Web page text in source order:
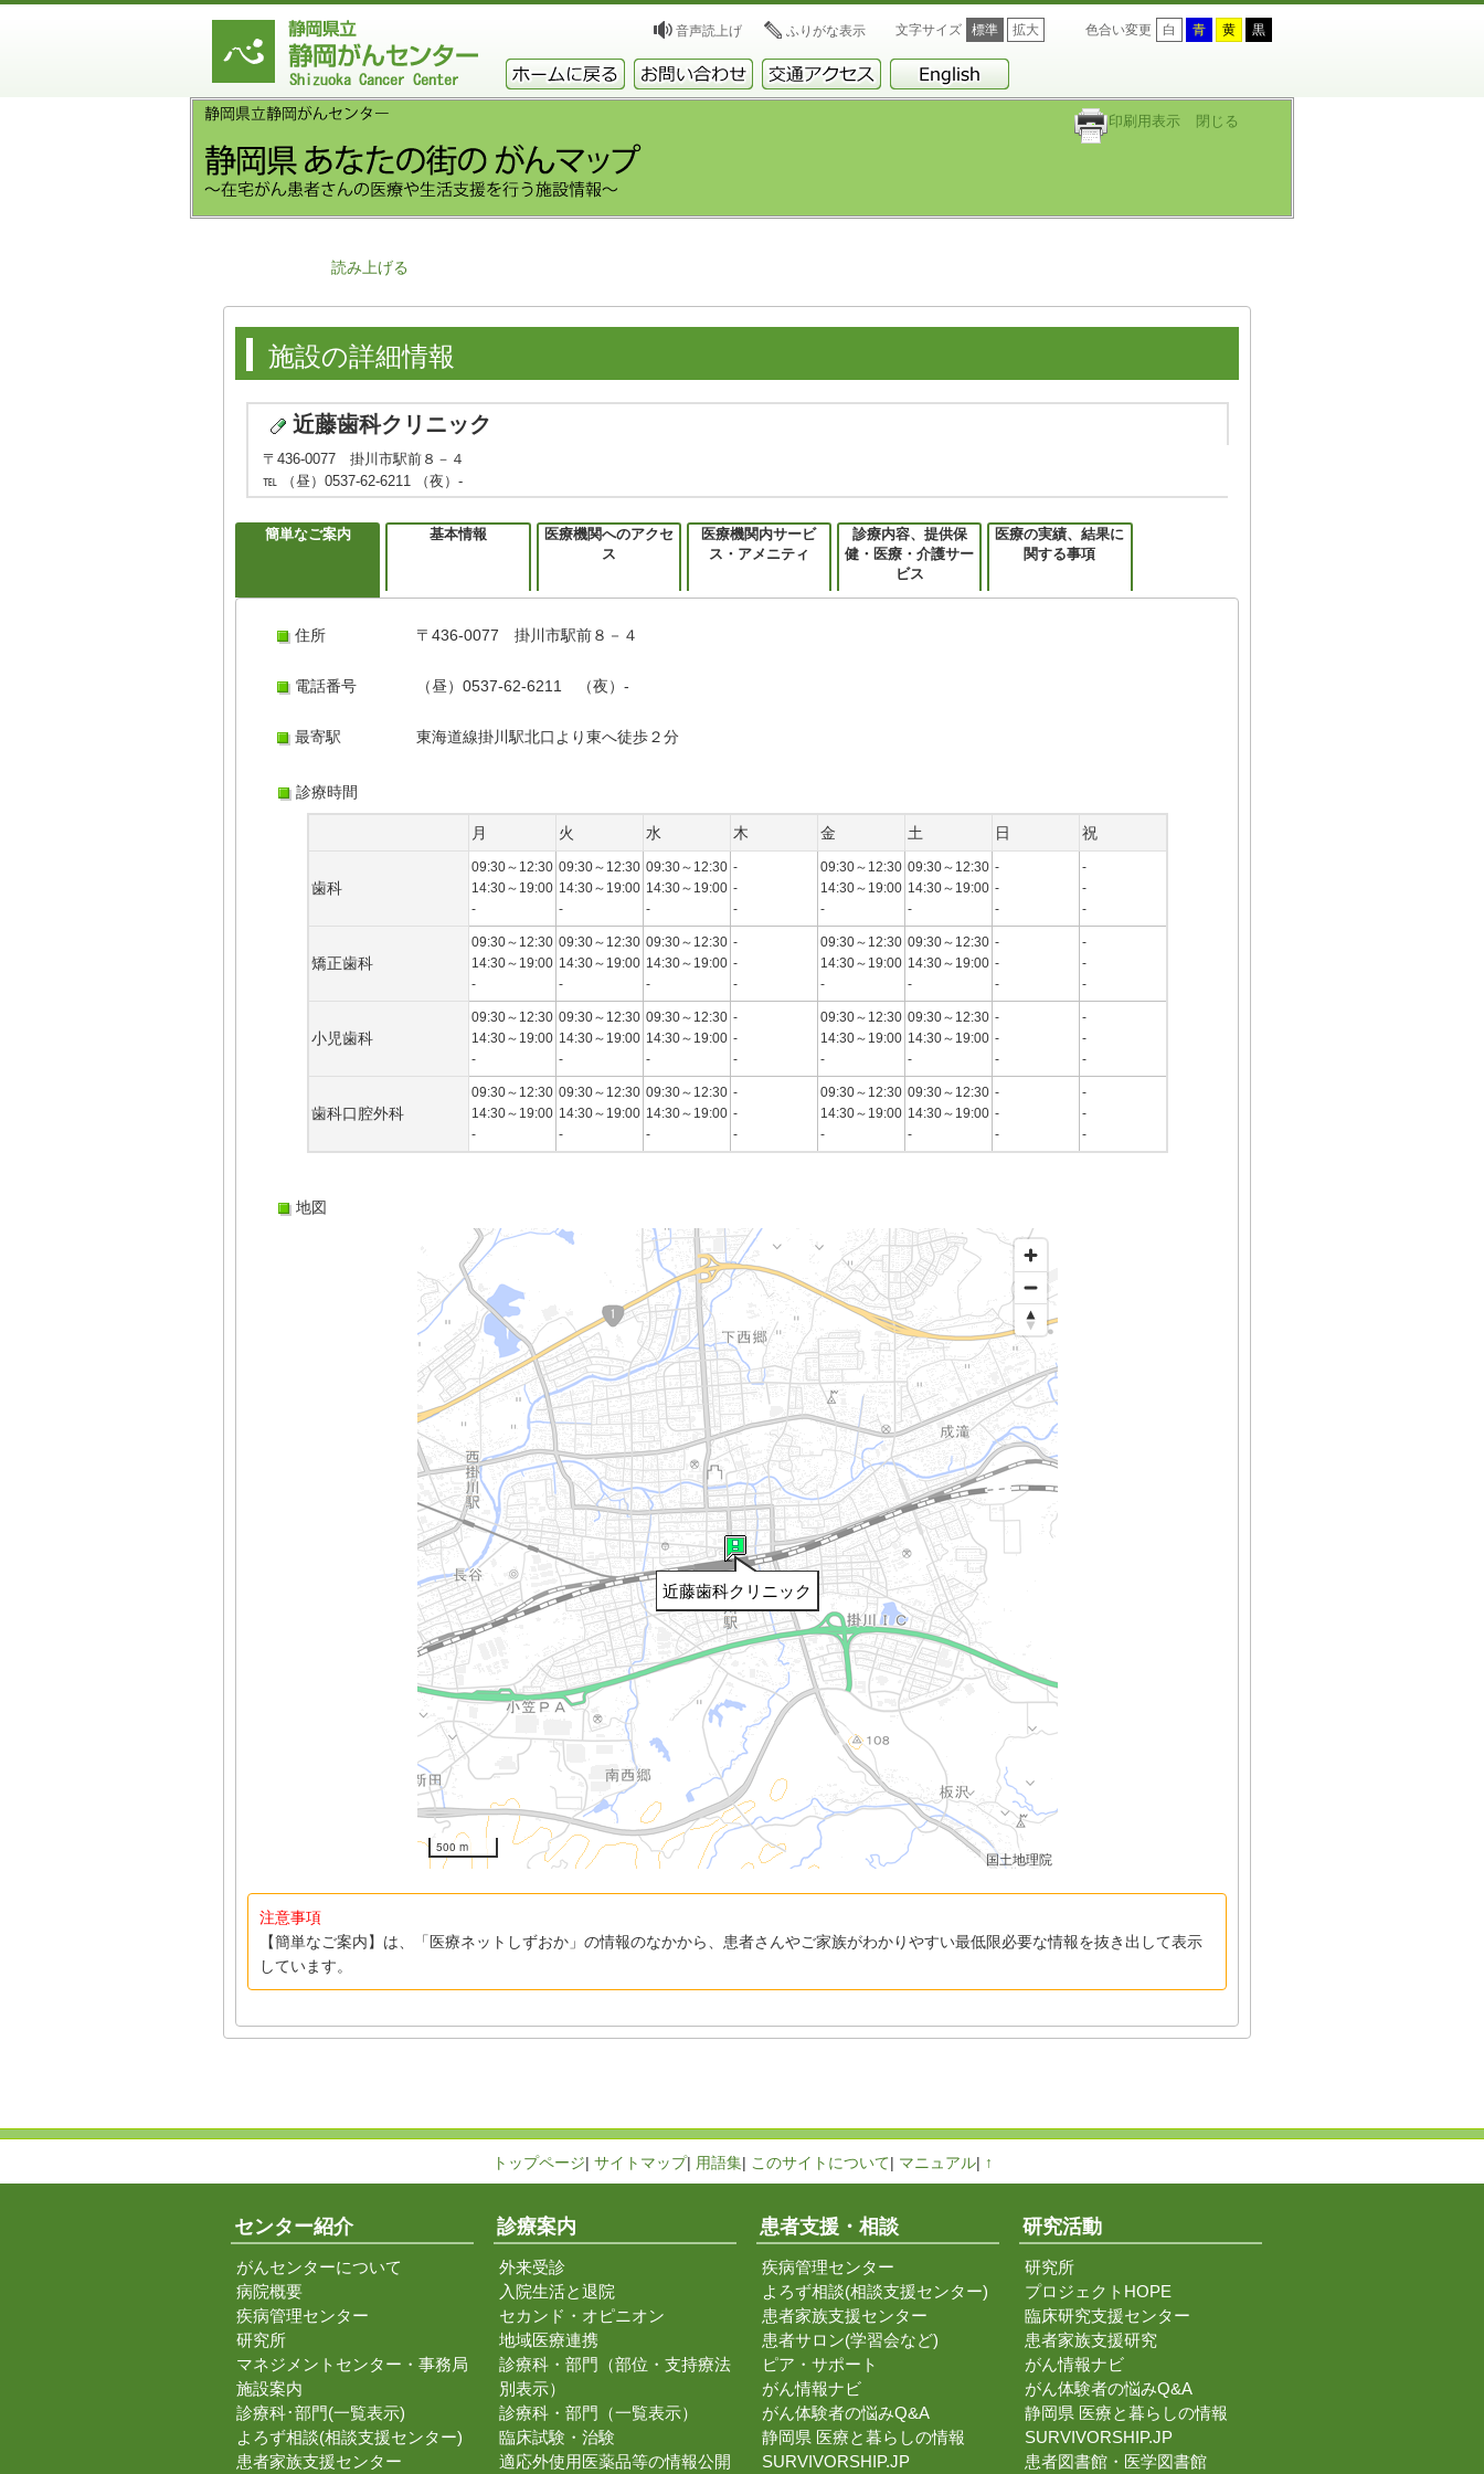
音声読上げ ふりがな表示 文字サイズ 標準 拡大 色合い変更 白 青 黄 黒
印刷用表示 閉じる
読み上げる
施設の詳細情報
近藤歯科クリニック
〒436-0077 掛川市駅前８－４
℡ （昼）0537-62-6211 （夜）-
簡単なご案内 基本情報
医療機関へのアクセ
ス
医療機関内サービ
ス・アメニティ
診療内容、提供保
健・医療・介護サー
ビス
医療の実績、結果に
関する事項
住所 〒436-0077 掛川市駅前８－４
電話番号 （昼）0537-62-6211 （夜）-
最寄駅 東海道線掛川駅北口より東へ徒歩２分
診療時間
月 火 水 木 金 土 日 祝
歯科
09:30～12:30
14:30～19:00
-
09:30～12:30
14:30～19:00
-
09:30～12:30
14:30～19:00
-
-
-
-
09:30～12:30
14:30～19:00
-
09:30～12:30
14:30～19:00
-
-
-
-
-
-
-
矯正歯科
09:30～12:30
14:30～19:00
-
09:30～12:30
14:30～19:00
-
09:30～12:30
14:30～19:00
-
-
-
-
09:30～12:30
14:30～19:00
-
09:30～12:30
14:30～19:00
-
-
-
-
-
-
-
小児歯科
09:30～12:30
14:30～19:00
-
09:30～12:30
14:30～19:00
-
09:30～12:30
14:30～19:00
-
-
-
-
09:30～12:30
14:30～19:00
-
09:30～12:30
14:30～19:00
-
-
-
-
-
-
-
歯科口腔外科
09:30～12:30
14:30～19:00
-
09:30～12:30
14:30～19:00
-
09:30～12:30
14:30～19:00
-
-
-
-
09:30～12:30
14:30～19:00
-
09:30～12:30
14:30～19:00
-
-
-
-
-
-
-
地図
近藤歯科クリニック
500 m
国土地理院
注意事項
【簡単なご案内】は、「医療ネットしずおか」の情報のなかから、患者さんやご家族がわかりやすい最低限必要な情報を抜き出して表示
しています。
トップページ| サイトマップ| 用語集| このサイトについて| マニュアル| ↑
センター紹介
がんセンターについて
病院概要
疾病管理センター
研究所
マネジメントセンター・事務局
施設案内
診療科･部門(一覧表示)
よろず相談(相談支援センター)
患者家族支援センター
診療案内
外来受診
入院生活と退院
セカンド・オピニオン
地域医療連携
診療科・部門（部位・支持療法
別表示）
診療科・部門（一覧表示）
臨床試験・治験
適応外使用医薬品等の情報公開
患者支援・相談
疾病管理センター
よろず相談(相談支援センター)
患者家族支援センター
患者サロン(学習会など)
ピア・サポート
がん情報ナビ
がん体験者の悩みQ&A
静岡県 医療と暮らしの情報
SURVIVORSHIP.JP
研究活動
研究所
プロジェクトHOPE
臨床研究支援センター
患者家族支援研究
がん情報ナビ
がん体験者の悩みQ&A
静岡県 医療と暮らしの情報
SURVIVORSHIP.JP
患者図書館・医学図書館